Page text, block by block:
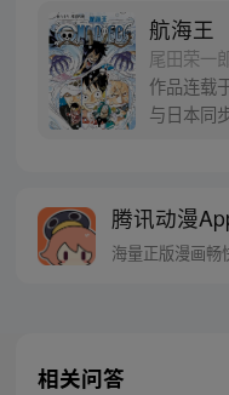
航海王
尾田荣一
作品连载
与日本同
十年后，
斯的约定
腾讯动漫
海量正版漫画畅
相关问答